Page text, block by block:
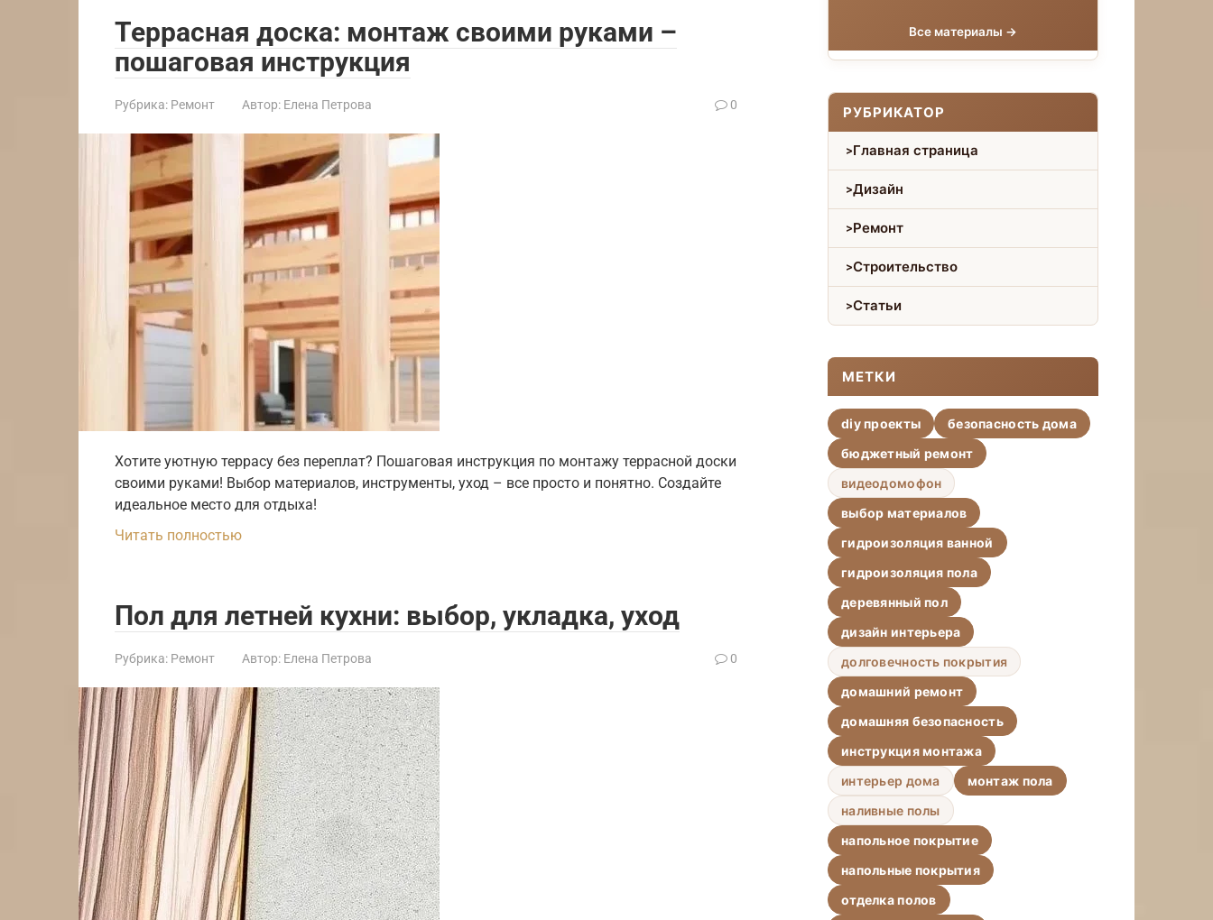
Террасная доска: монтаж своими руками –
пошаговая инструкция
Рубрика: Ремонт Автор: Елена Петрова 0
Хотите уютную террасу без переплат? Пошаговая инструкция по монтажу террасной доски
своими руками! Выбор материалов, инструменты, уход – все просто и понятно. Создайте
идеальное место для отдыха!
Читать полностью
Пол для летней кухни: выбор, укладка, уход
Рубрика: Ремонт Автор: Елена Петрова 0
Все материалы →
РУБРИКАТОР
Главная страница
Дизайн
Ремонт
Строительство
Статьи
МЕТКИ
diy проекты
безопасность дома
бюджетный ремонт
видеодомофон
выбор материалов
гидроизоляция ванной
гидроизоляция пола
деревянный пол
дизайн интерьера
долговечность покрытия
домашний ремонт
домашняя безопасность
инструкция монтажа
интерьер дома
монтаж пола
наливные полы
напольное покрытие
напольные покрытия
отделка полов